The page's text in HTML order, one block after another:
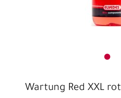
Wartung Red XXL rot